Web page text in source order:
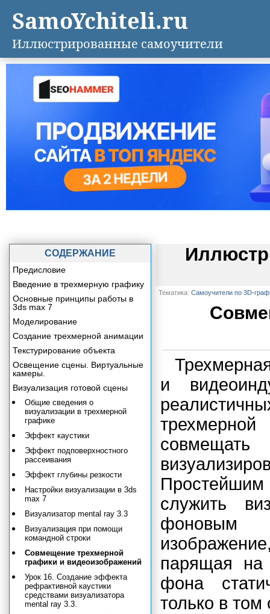
Тематика: Самоучители по 3D-
и
служить
фоновым
парящая на
фона
только в
СОДЕРЖАНИЕ
Предисловие
Введение в трехмерную графику
Основные принципы работы в
3ds max 7
Моделирование
Создание трехмерной анимации
Текстурирование объекта
Освещение сцены. Виртуальные
камеры.
Визуализация готовой сцены
Общие сведения о
визуализации в трехмерной
графике
Эффект каустики
Эффект подповерхностного
рассеивания
Эффект глубины резкости
Настройки визуализации в 3ds
max 7
Визуализатор mental ray 3.3
Визуализация при помощи
командной строки
Совмещение трехмерной
графики и видеоизображений
Урок 16. Создание эффекта
рефрактивной каустики
средствами визуализатора
mental ray 3.3.
SamoYchiteli.ru
Иллюстрированные самоучители